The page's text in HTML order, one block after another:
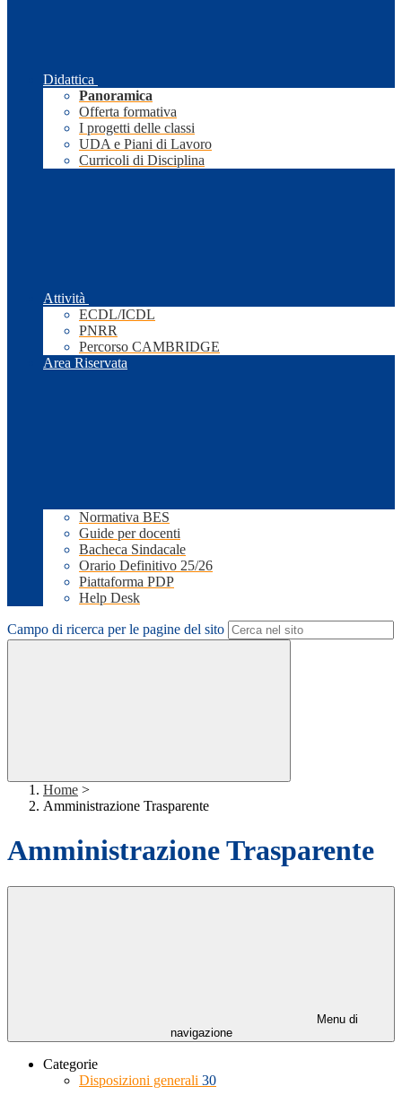
Didattica
Panoramica
Offerta formativa
I progetti delle classi
UDA e Piani di Lavoro
Curricoli di Disciplina
Attività
ECDL/ICDL
PNRR
Percorso CAMBRIDGE
Area Riservata
Normativa BES
Guide per docenti
Bacheca Sindacale
Orario Definitivo 25/26
Piattaforma PDP
Help Desk
Campo di ricerca per le pagine del sito
Home >
Amministrazione Trasparente
Amministrazione Trasparente
Menu di
navigazione
Categorie
Disposizioni generali 30